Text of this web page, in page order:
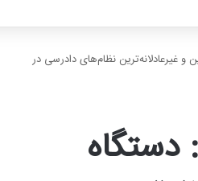
و غیرعادلانه‌ترین نظام‌های دادرسی در
دستگاه